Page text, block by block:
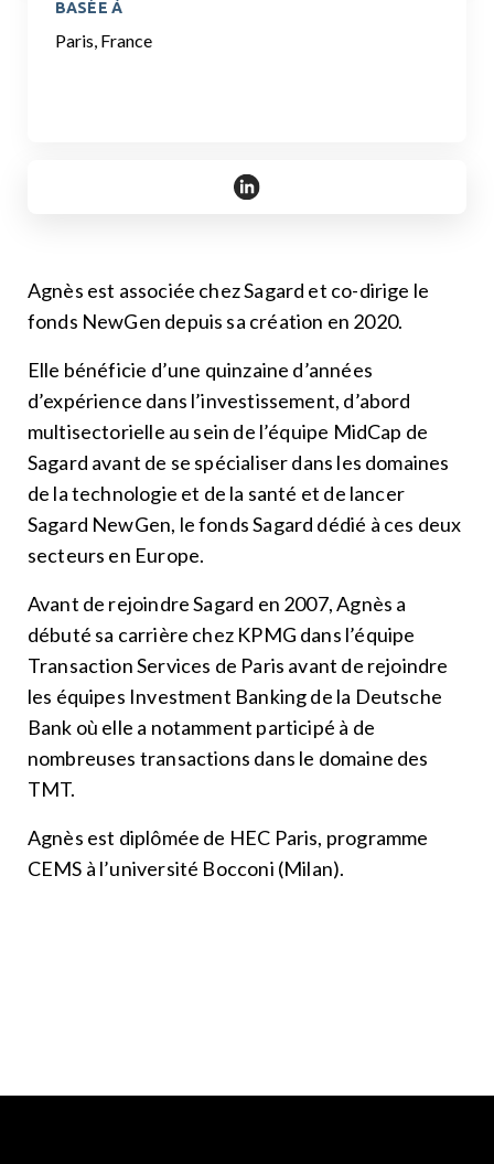
BASÉE À
Paris, France
https://www.linkedin.com/in/
Agnès est associée chez Sagard et co-dirige le
fonds NewGen depuis sa création en 2020.
Elle bénéficie d’une quinzaine d’années
d’expérience dans l’investissement, d’abord
multisectorielle au sein de l’équipe MidCap de
Sagard avant de se spécialiser dans les domaines
de la technologie et de la santé et de lancer
Sagard NewGen, le fonds Sagard dédié à ces deux
secteurs en Europe.
Avant de rejoindre Sagard en 2007, Agnès a
débuté sa carrière chez KPMG dans l’équipe
Transaction Services de Paris avant de rejoindre
les équipes Investment Banking de la Deutsche
Bank où elle a notamment participé à de
nombreuses transactions dans le domaine des
TMT.
Agnès est diplômée de HEC Paris, programme
CEMS à l’université Bocconi (Milan).